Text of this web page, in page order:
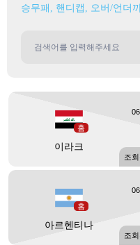
승무패, 핸디캡, 오버/언더
홈
이라크
조
홈
아르헨티나
조